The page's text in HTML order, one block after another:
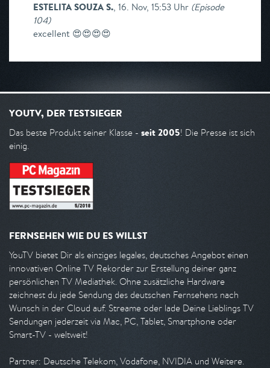
ESTELITA SOUZA S., 16. Nov, 15:53 Uhr (Episode
104)
excellent 😍😍😍😍
YOUTV, DER TESTSIEGER
Das beste Produkt seiner Klasse - seit 2005! Die Presse ist sich
einig.
FERNSEHEN WIE DU ES WILLST
YouTV bietet Dir als einziges legales, deutsches Angebot einen
innovativen Online TV Rekorder zur Erstellung deiner ganz
persönlichen TV Mediathek. Ohne zusätzliche Hardware
zeichnest du jede Sendung des deutschen Fernsehens nach
Wunsch in der Cloud auf. Streame oder lade Deine Lieblings TV
Sendungen jederzeit via Mac, PC, Tablet, Smartphone oder
Smart-TV - weltweit!
Partner: Deutsche Telekom, Vodafone, NVIDIA und Weitere.